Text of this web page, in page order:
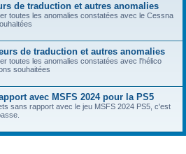
de traduction et autres anomalies
toutes les anomalies constatées avec le Cessna
de traduction et autres anomalies
toutes les anomalies constatées avec l'hélico
souhaitées
avec MSFS 2024 pour la PS5
sans rapport avec le jeu MSFS 2024 PS5, c'est